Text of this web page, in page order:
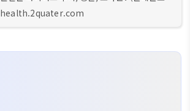
티) 안녕하세요 주선생입니다. 지난번 글이었던 빨
간통, 파란통에 이어서 이번 글에서는 물에 타 먹는
health.2quater.com